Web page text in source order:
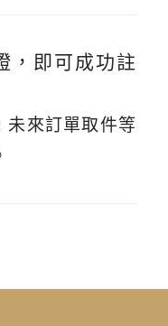
，即可成功註
未來訂單取件等